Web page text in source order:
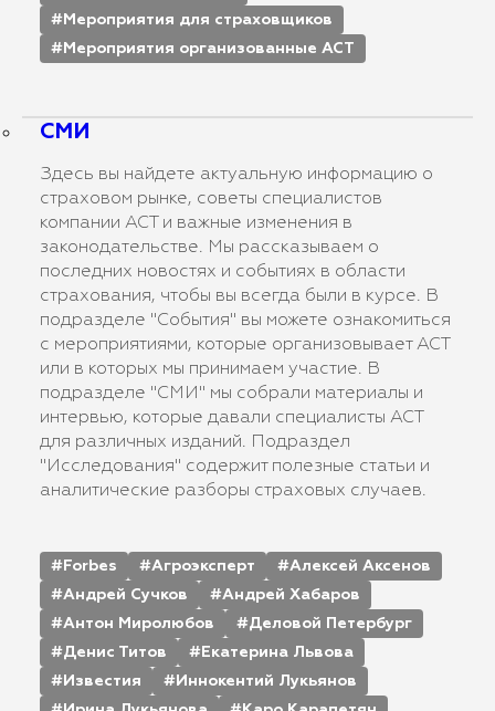
Мероприятия для страховщиков
Мероприятия организованные АСТ
СМИ
Здесь вы найдете актуальную информацию о
страховом рынке, советы специалистов
компании АСТ и важные изменения в
законодательстве. Мы рассказываем о
последних новостях и событиях в области
страхования, чтобы вы всегда были в курсе. В
подразделе "События" вы можете ознакомиться
с мероприятиями, которые организовывает АСТ
или в которых мы принимаем участие. В
подразделе "СМИ" мы собрали материалы и
интервью, которые давали специалисты АСТ
для различных изданий. Подраздел
"Исследования" содержит полезные статьи и
аналитические разборы страховых случаев.
Forbes Агроэксперт
Алексей Аксенов
Андрей Сучков
Андрей Хабаров
Антон Миролюбов
Деловой Петербург
Денис Титов
Екатерина Львова
Известия
Иннокентий Лукьянов